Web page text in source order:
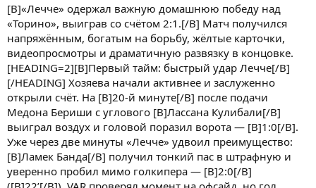
[B]«Лечче» одержал важную домашнюю победу над
«Торино», выиграв со счётом 2:1.[/B] Матч получился
напряжённым, богатым на борьбу, жёлтые карточки,
видеопросмотры и драматичную развязку в концовке.
[HEADING=2][B]Первый тайм: быстрый удар Лечче[/B]
[/HEADING] Хозяева начали активнее и заслуженно
открыли счёт. На [B]20-й минуте[/B] после подачи
Медона Бериши с углового [B]Лассана Кулибали[/B]
выиграл воздух и головой поразил ворота — [B]1:0[/B].
Уже через две минуты «Лечче» удвоил преимущество:
[B]Ламек Банда[/B] получил тонкий пас в штрафную и
уверенно пробил мимо голкипера — [B]2:0[/B]